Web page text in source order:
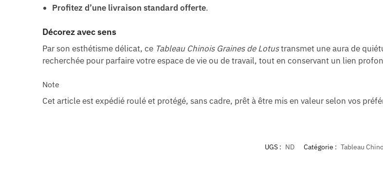
Profitez d’une livraison standard offerte.
Décorez avec sens
Par son esthétisme délicat, ce Tableau Chinois Graines de Lotustransmet une aura de
recherchée pour parfaire votre espace de vie ou de travail, tout en conservant un lien
Note
Cet article est expédié roulé et protégé, sans cadre, prêt à être mis en valeur selon vos
UGS : ND Catégorie : Tableau